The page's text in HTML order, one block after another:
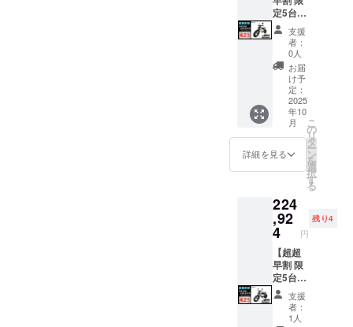
車販売
証明書
を含む
●適格請
求書発
行事業
者登録
番号：
あり ※
適格請
求書発
行事業
者登録
番号の
あるイ
ンボイ
スが必
要な場
合は、
実行者
に直接
お問合
せくだ
さい。
す。
ご了承
くださ
い。 ※
ご注文
状況、
使用部
材の供
給状
況、製
造工程
上の都
合等に
より出
が遅れ
る場合
があり
ます。
●原動機
付自転
車販売
証明書
を含む
●適格請
お届け
はオー
プショ
ンで別
に購入
する必
要があ
りま
す。 ※
製品の
品質向
上と改
良によ
り、デ
ン・仕
様は変
更にな
る可能
性もご
ざいま
す。
ご了承
くださ
い。 ※
送する
一週間
前に弊
社の
ホーム
ページ
にて追
加の離
島送料
11,000
円(税込
み)をお
払う必
要があ
す。ご
注意く
ださ
い。 ※
組立完
成車の
お届け
はオー
プショ
ンで別
料
18,800
円を含
んだ金
額で
す。 ※
離島
（北海
道、沖
縄、離
島在住
の方向
け）の
追加送
CAMPF
IREをご
注文さ
れた
後、商
品を発
送する
一週間
前に弊
社の
オープ
ション
でブラ
ウン色
に変更
できま
す。) ●
一般販
売予定
価格：
327,800
円の
37%OF
F ※箱入
ドル
バーと
前輪の
取付け
が必要)
での送
料
18,800
円を含
んだ金
定5台】
●イープ
ラスミ
ライ
RHINO
バイク
原付二
1000W
モデル
×1台 ●
カ
ラー：
ベー
ジュ (サ
ドル色
はブ
ラック
になり
ます。
オープ
ション
でブラ
支援
者：
0人
お届
け予
定：
2025
年10
月
詳細を見る
こ
の
リ
タ
ー
ン
を
選
択
す
る
224
,92
4 円
残り4
【超超
早割 限
定5台】
●イープ
ラスミ
ライ
支援
者：
1人